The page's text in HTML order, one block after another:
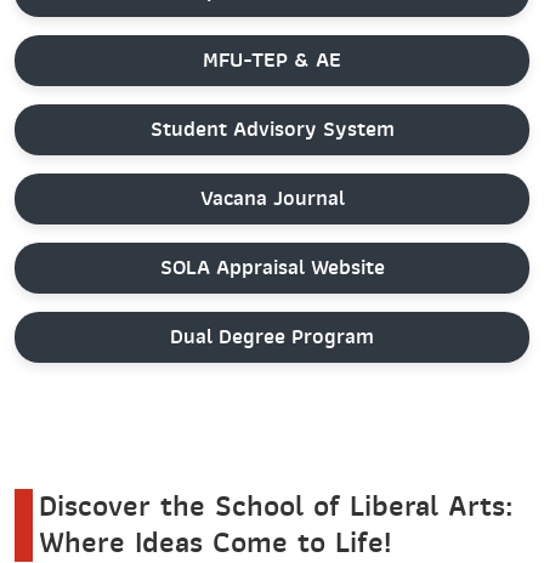
MFU-TEP & AE
Student Advisory System
Vacana Journal
SOLA Appraisal Website
Dual Degree Program
Discover the School of Liberal Arts:
Where Ideas Come to Life!